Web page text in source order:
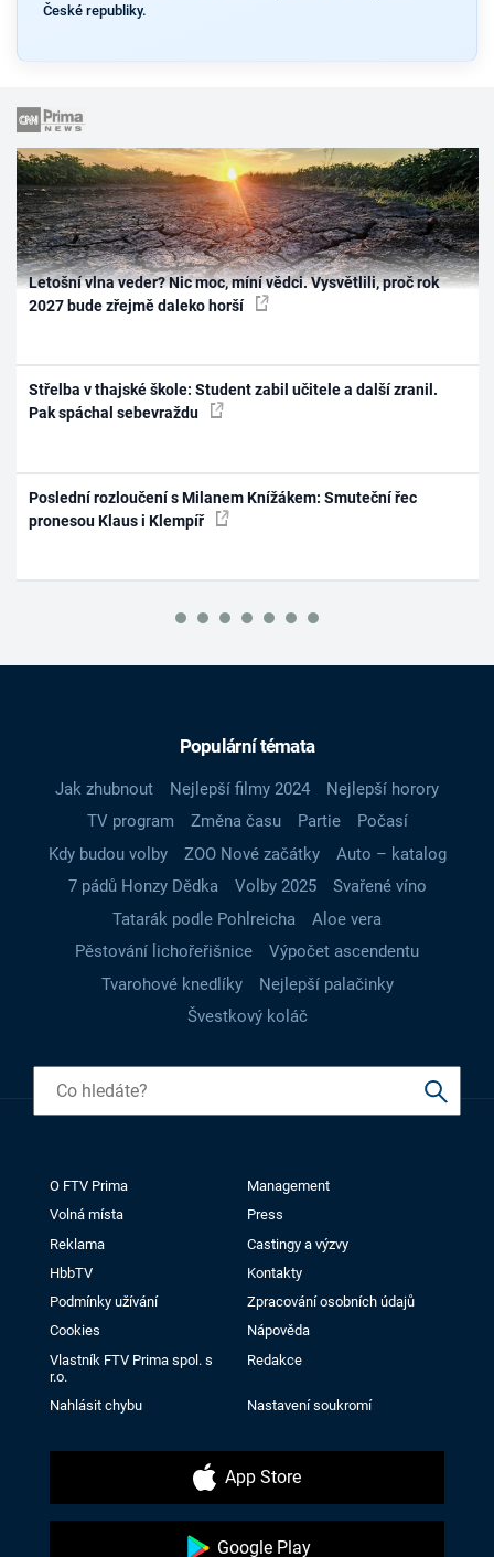
České republiky.
Letošní vlna veder? Nic moc, míní vědci. Vysvětlili, proč rok
2027 bude zřejmě daleko horší
Střelba v thajské škole: Student zabil učitele a další zranil.
Pak spáchal sebevraždu
Poslední rozloučení s Milanem Knížákem: Smuteční řec
pronesou Klaus i Klempíř
Populární témata
Jak zhubnout Nejlepší filmy 2024
Nejlepší horory
TV program
Změna času Partie
Počasí
Kdy budou volby
ZOO Nové začátky
Auto – katalog
7 pádů Honzy Dědka
Volby 2025
Svařené víno
Tatarák podle Pohlreicha
Aloe vera
Pěstování lichořeřišnice
Výpočet ascendentu
Tvarohové knedlíky
Nejlepší palačinky
Švestkový koláč
O FTV Prima
Management
Volná místa
Press
Reklama
Castingy a výzvy
HbbTV
Kontakty
Podmínky užívání
Zpracování osobních údajů
Cookies
Nápověda
Vlastník FTV Prima spol. s
r.o.
Redakce
Nahlásit chybu Nastavení soukromí
App Store
Google Play